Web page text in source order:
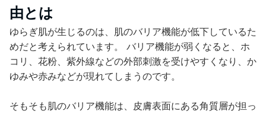
由とは
ゆらぎ肌が生じるのは、肌のバリア機能が低下しているた
めだと考えられています。 バリア機能が弱くなると、ホ
コリ、花粉、紫外線などの外部刺激を受けやすくなり、か
ゆみや赤みなどが現れてしまうのです。
そもそも肌のバリア機能は、皮膚表面にある角質層が担っ